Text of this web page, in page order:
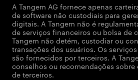
A Tangem AG fornece apenas
de software não custodiais para
digitais. A Tangem não é
de serviços financeiros ou bolsa de
Tangem não detém, custodiar ou
transações dos usuários. Os
são fornecidos por terceiros. A
conselhos ou recomendações sobre
de terceiros.